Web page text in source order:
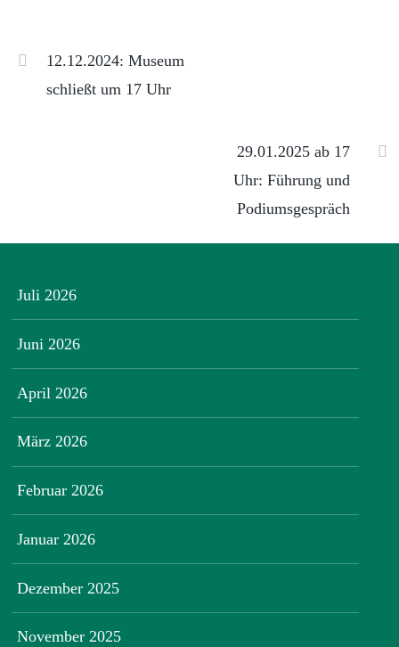
12.12.2024: Museum
schließt um 17 Uhr
29.01.2025 ab 17
Uhr: Führung und
Podiumsgespräch
Juli 2026
Juni 2026
April 2026
März 2026
Februar 2026
Januar 2026
Dezember 2025
November 2025